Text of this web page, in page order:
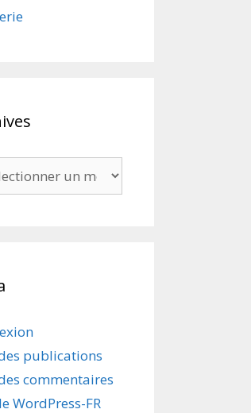
publications
commentaires
WordPress-FR